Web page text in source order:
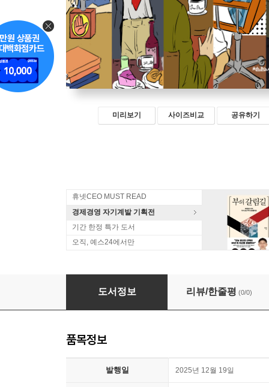
미리보기 사이즈비교 공유하기
휴넷CEO MUST READ
경제경영 자기계발 기획전
기간 한정 특가 도서
오직, 예스24에서만
페르소나 인터뷰
도서정보 리뷰/한줄평 (0/0)
품목정보
발행일 2025년 12월 19일